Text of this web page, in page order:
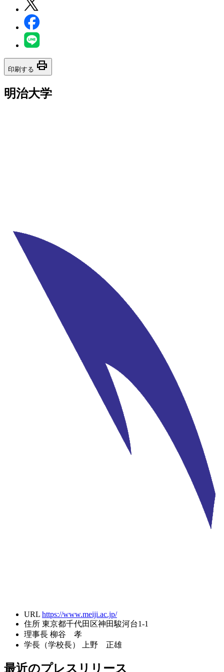
印刷する print
明治大学
URL https://www.meiji.ac.jp/
住所 東京都千代田区神田駿河台1-1
理事長 柳谷 孝
学長（学校長）
上野 正雄
最近のプレスリリース